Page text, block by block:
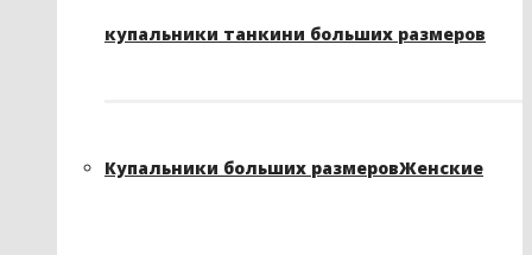
купальники танкини больших размеров
Купальники больших размеровЖенские